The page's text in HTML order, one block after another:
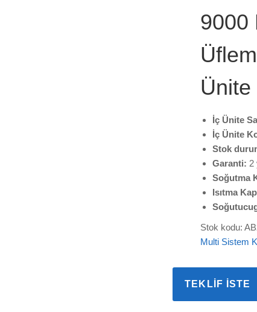
9000
Ünite
İç Ünite
İç Ünite
Stok
Garanti: 2
Soğutma
Isıtma
Stok kodu:
Multi Sistem
TEKLIF İSTE